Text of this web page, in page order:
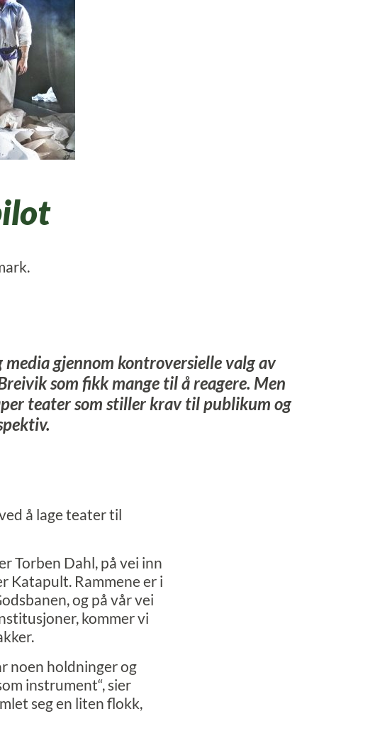
gjennom kontroversielle valg av
som fikk mange til å reagere. Men
teater som stiller krav til publikum og
å lage teater til
Torben Dahl, på vei inn
Katapult. Rammene er i
og på vår vei
kommer vi
noen holdninger og
instrument“, sier
seg en liten flokk,